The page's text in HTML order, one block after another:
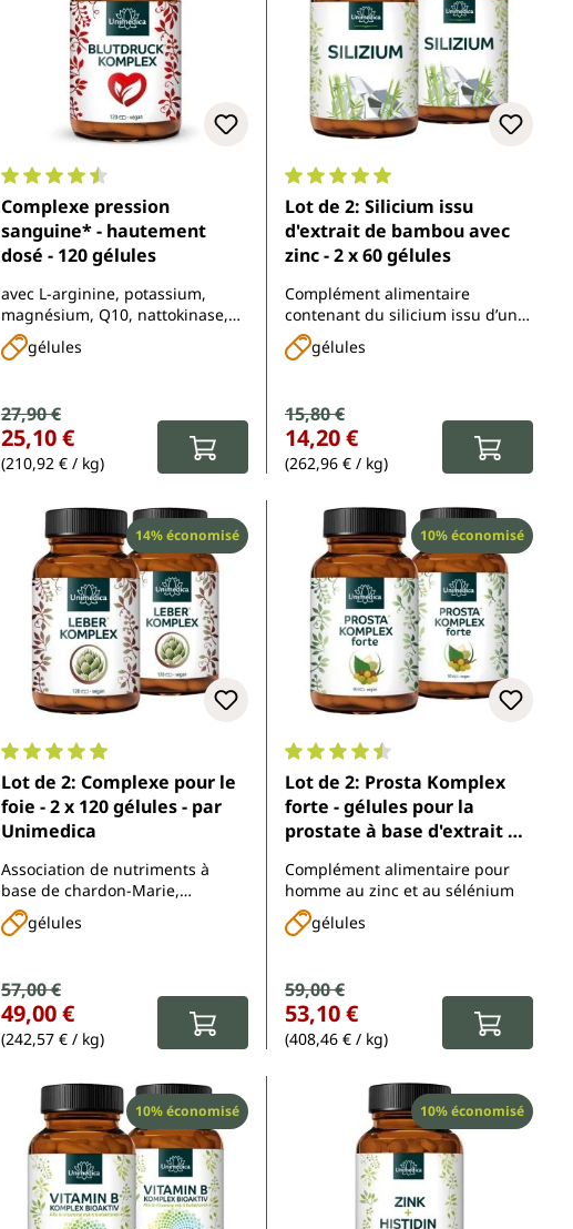
Note moyenne de 4.5 sur 5 étoiles
Complexe pression
sanguine* - hautement
dosé - 120 gélules
avec L-arginine, potassium,
magnésium, Q10, nattokinase,
extrait de feuille d'olivier, OPC et
vitamines
gélules
Prix de vente :
Prix régulier :
27,90 €
25,10 €
(210,92 € / kg)
Note moyenne de 5 sur 5 étoiles
Lot de 2: Silicium issu
d'extrait de bambou avec
zinc - 2 x 60 gélules
Complément alimentaire
contenant du silicium issu d’un
extrait de bambou et du zinc.
gélules
Prix de vente :
Prix régulier :
15,80 €
14,20 €
(262,96 € / kg)
Réduction
14% économisé
Note moyenne de 4.9 sur 5 étoiles
Lot de 2: Complexe pour le
foie - 2 x 120 gélules - par
Unimedica
Association de nutriments à
base de chardon-Marie,
Löwenzahn, gentiane, curcuma,
chlorophylle, L-glutathion,
gélules
Prix de vente :
Prix régulier :
57,00 €
49,00 €
(242,57 € / kg)
Réduction
10% économisé
Note moyenne de 4.6 sur 5 étoiles
Lot de 2: Prosta Komplex
forte - gélules pour la
prostate à base d'extrait de
de palmier nain, racine
d'ortie - 2 x 90 gélules - par
Unimedica
Complément alimentaire pour
homme au zinc et au sélénium
gélules
Prix de vente :
Prix régulier :
59,00 €
53,10 €
(408,46 € / kg)
Réduction
10% économisé Réduction
10% économisé